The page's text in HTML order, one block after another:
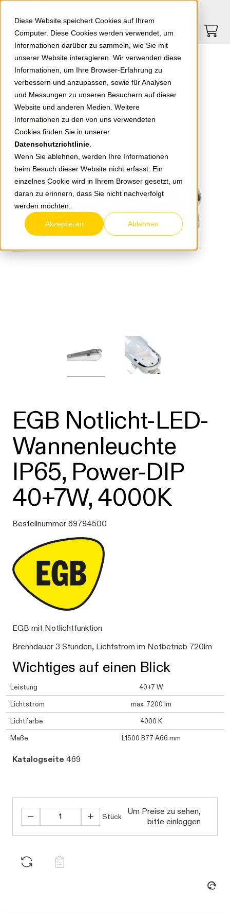
Diese Website speichert Cookies auf Ihrem
Computer. Diese Cookies werden verwendet, um
Informationen darüber zu sammeln, wie Sie mit
unserer Website interagieren. Wir verwenden diese
Informationen, um Ihre Browser-Erfahrung zu
verbessern und anzupassen, sowie für Analysen
und Messungen zu unseren Besuchern auf dieser
Website und anderen Medien. Weitere
Informationen zu den von uns verwendeten
Cookies finden Sie in unserer
Datenschutzrichtlinie
Wenn Sie ablehnen, werden Ihre Informationen
beim Besuch dieser Website nicht erfasst. Ein
einzelnes Cookie wird in Ihrem Browser gesetzt, um
daran zu erinnern, dass Sie nicht nachverfolgt
werden möchten.
Akzeptieren Ablehnen
Springe zu Hauptinhalt Springe zum Footer
0
zurück zur Übersicht
Neu
EGB Notlicht-LED-
Wannenleuchte
IP65, Power-DIP
40+7W, 4000K
Bestellnummer 69794500
EGB mit Notlichtfunktion
Brenndauer 3 Stunden, Lichtstrom im Notbetrieb 720lm
Wichtiges auf einen Blick
Leistung 40+7 W
Lichtstrom max. 7200 lm
Lichtfarbe 4000 K
Maße L1500 B77 A66 mm
Katalogseite 469
Stück
Um Preise zu sehen,
bitte einloggen
Daten werden geladen. Bitte warten...